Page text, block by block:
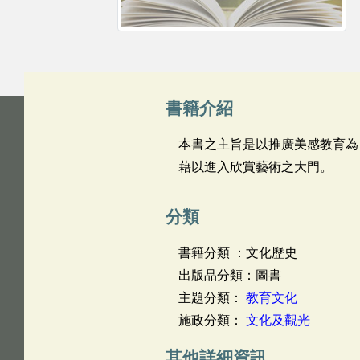
書籍介紹
本書之主旨是以推廣美感教育
藉以進入欣賞藝術之大門。
分類
書籍分類 ：文化歷史
出版品分類：圖書
主題分類： 教育文化
施政分類： 文化及觀光